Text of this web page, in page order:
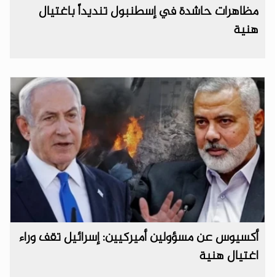
مظاهرات حاشدة في إسطنبول تنديداً باغتيال
هنية
أكسيوس عن مسؤولين أميركيين: إسرائيل تقف وراء
اغتيال هنية